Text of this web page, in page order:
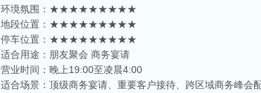
环境氛围：★★★★★★★★★
地段位置：★★★★★★★★★
停车位置：★★★★★★★★★
适合用途：朋友聚会 商务宴请
营业时间：晚上19:00至凌晨4:00
适合场景：顶级商务宴请、重要客户接待、跨区域商务峰会配